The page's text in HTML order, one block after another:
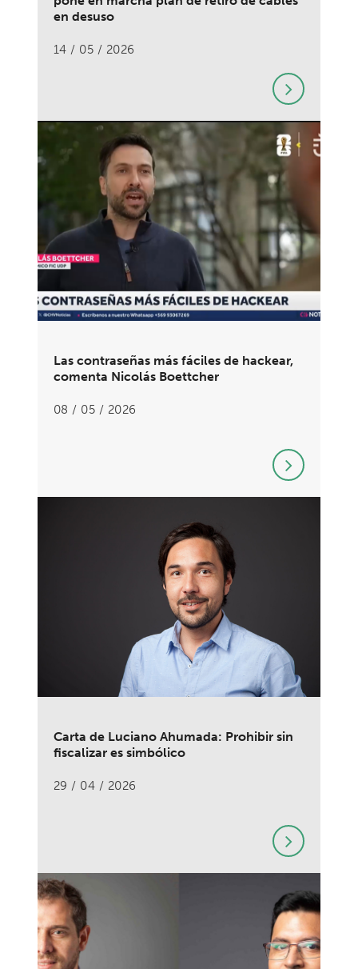
en desuso
14 / 05 / 2026
Las contraseñas más fáciles de hackear,
comenta Nicolás Boettcher
08 / 05 / 2026
Carta de Luciano Ahumada: Prohibir sin
fiscalizar es simbólico
29 / 04 / 2026